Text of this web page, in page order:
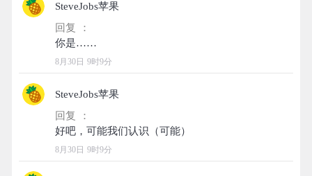
SteveJobs苹果
回复 ：
8月30日 9时9分
SteveJobs苹果
回复 ：
8月30日 9时9分